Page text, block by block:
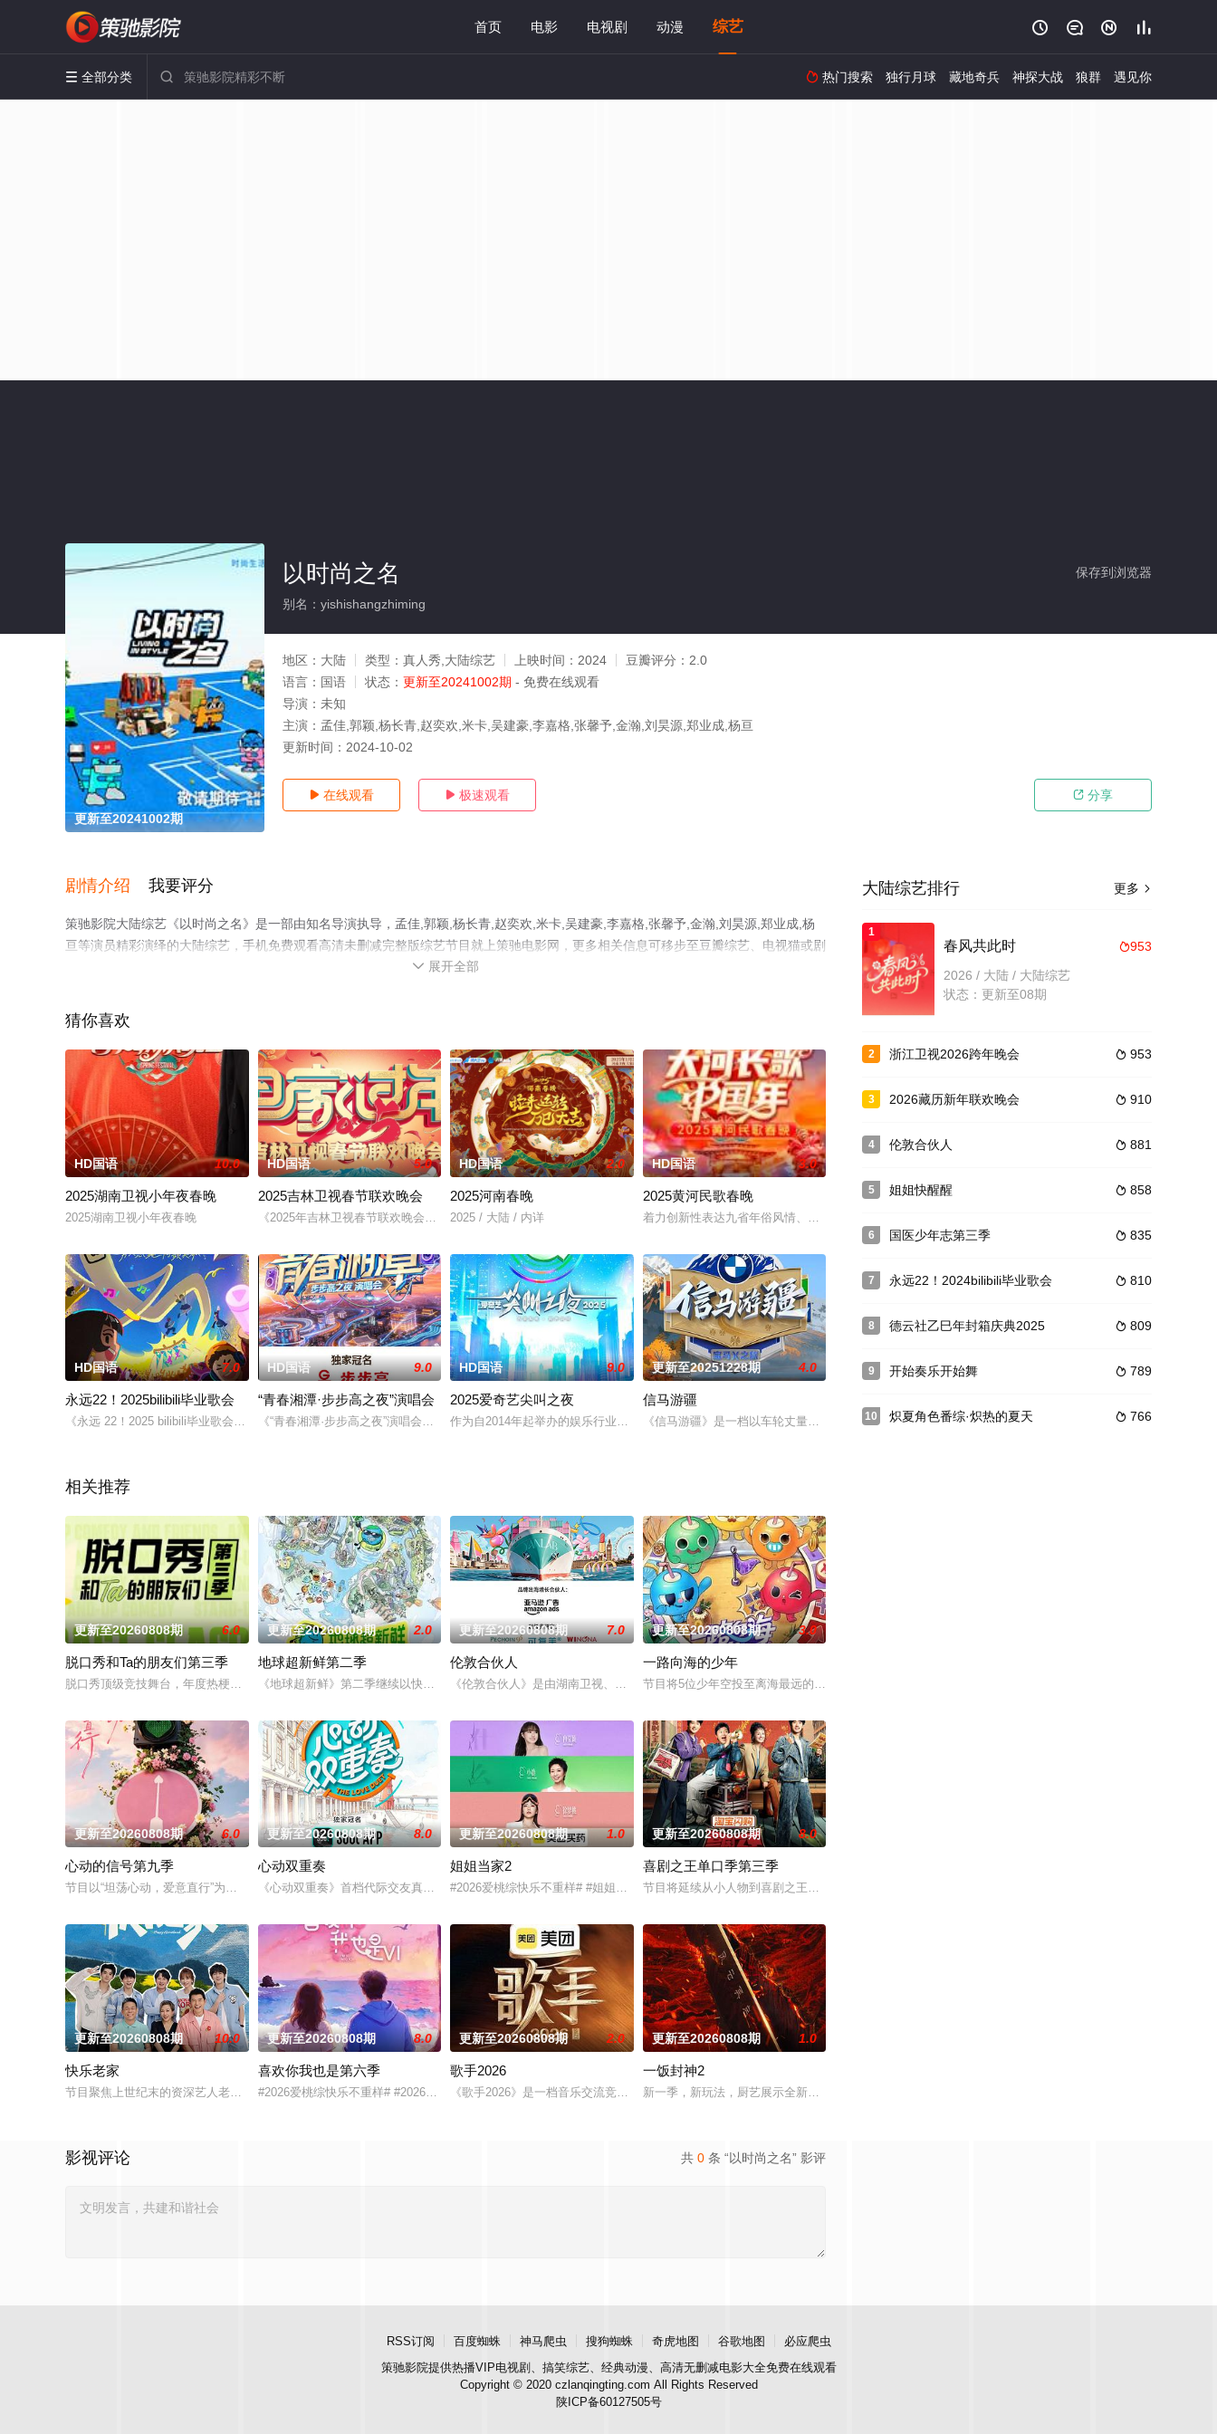
首页 电影 电视剧 动漫 综艺    
 全部分类   热门搜索 独行月球 藏地奇兵 神探大战 狼群 遇见你
更新至20241002期
保存到浏览器
以时尚之名
别名：yishishangzhiming
地区： 大陆 类型： 真人秀,大陆综艺 上映时间： 2024 豆瓣评分： 2.0
语言： 国语 状态： 更新至20241002期 - 免费在线观看
导演： 未知
主演： 孟佳,郭颖,杨长青,赵奕欢,米卡,吴建豪,李嘉格,张馨予,金瀚,刘昊源,郑业成,杨亘
更新时间： 2024-10-02
 在线观看  极速观看  分享
剧情介绍 我要评分
策驰影院大陆综艺《以时尚之名》是一部由知名导演执导，孟佳,郭颖,杨长青,赵奕欢,米卡,吴建豪,李嘉格,张馨予,金瀚,刘昊源,郑业成,杨
亘等演员精彩演绎的大陆综艺，手机免费观看高清未删减完整版综艺节目就上策驰电影网，更多相关信息可移步至豆瓣综艺、电视猫或剧
 展开全部
猜你喜欢
HD国语 10.0
2025湖南卫视小年夜春晚
2025湖南卫视小年夜春晚
HD国语 5.0
2025吉林卫视春节联欢晚会
《2025年吉林卫视春节联欢晚会》主题依旧围绕“回家过年”展开。通过“新东北式”的春晚艺术美学和年俗仪式，观众们不仅能看到精彩的节目表演，更
HD国语 2.0
2025河南春晚
2025 / 大陆 / 内详
HD国语 3.0
2025黄河民歌春晚
着力创新性表达九省年俗风情、文旅要素，增强了非遗文创的生动式展现，以情节式的展现，增强情感元素的
HD国语 7.0
永远22！2025bilibili毕业歌会
《永远 22！2025 bilibili毕业歌会》热力回归！以突破性舞台打造沉浸式狂欢。实力唱将倾力参与，构建关于青春、成长与梦想的动人叙事
HD国语 9.0
“青春湘潭·步步高之夜”演唱会
《“青春湘潭·步步高之夜”演唱会》以“音乐+文旅”为核心，创新“音乐+AI”舞台，打造年轻态视听盛宴。邀请实力歌手与青年音乐人，湖南卫视、芒
HD国语 9.0
2025爱奇艺尖叫之夜
作为自2014年起举办的娱乐行业盛事，不仅每年盘点全民全行业的尖叫事件。还携手网络视听行业一线从业者，回顾过去一年中那些有温度、有热
更新至20251228期 4.0
信马游疆
《信马游疆》是一档以车轮丈量国土、以镜头探寻人文的公路自驾真人秀。节目将视野投向中国壮丽的边疆公
相关推荐
更新至20260808期 6.0
脱口秀和Ta的朋友们第三季
脱口秀顶级竞技舞台，年度热梗发源地，2026夏天准时快乐
更新至20260808期 2.0
地球超新鲜第二季
《地球超新鲜》第二季继续以快乐解压为核心基调，开启“地球团”的快乐旅程。节目路线将继续延着地球的脉络，探索更全面的世界文化旅行和体验。节目以
更新至20260808期 7.0
伦敦合伙人
《伦敦合伙人》是由湖南卫视、芒果TV、小芒联合出品的青春合伙人开店创业真人秀。此次，合伙人们将进一步深入更全面真实的经营生态，全力
更新至20260808期 3.0
一路向海的少年
节目将5位少年空投至离海最远的大陆腹地，他们只有一辆车和一车椰子们，通过在途径补给站完成挑战任务
更新至20260808期 6.0
心动的信号第九季
节目以“坦荡心动，爱意直行”为核心主题，聚焦真诚直白的新式恋爱，告别无效拉扯，走进心动小屋，见证单身青年之间萌生的浪漫情愫。
更新至20260808期 8.0
心动双重奏
《心动双重奏》首档代际交友真人秀，8位单身青年携长辈开启13天寻爱之旅。以青年心动为主线、长辈陪伴为辅线，纪实记录约会相处点滴，融合心动氛围
更新至20260808期 1.0
姐姐当家2
#2026爱桃综快乐不重样# #姐姐当家# 第二季惊喜回归，看姐姐们如何见招拆招，畅聊人生的酸甜苦辣。观察团已就位，等你一起来“当家”！
更新至20260808期 8.0
喜剧之王单口季第三季
节目将延续从小人物到喜剧之王的故事，汇聚来自全国各地脱口秀俱乐部的优秀单口喜剧演员和漫才组合。每
更新至20260808期 10.0
快乐老家
节目聚焦上世纪末的资深艺人老友团，以“旅居养老试验+跨世纪老友同行”为核心，真实记录老友同行的相处日常、性格碰撞与情感联结，挖掘旅居养老的全
更新至20260808期 8.0
喜欢你我也是第六季
#2026爱桃综快乐不重样# #2026爱奇艺新生片单# #喜欢你我也是# 第六季暖心回归！恋综IP携“恋爱旅行季”而来，单身男女嘉宾将在山
更新至20260808期 2.0
歌手2026
《歌手2026》是一档音乐交流竞技节目。节目集结全球实力唱将，在每周的直播比拼中高能开唱，演绎各国音乐风情、展现各自文化底蕴，以超水
更新至20260808期 1.0
一饭封神2
新一季，新玩法，厨艺展示全新升级！厨神级的美味将持续上演，每一道都值得期待，已经盼着开宴瞬间的美
共 0 条 “以时尚之名” 影评
影视评论
更多 
大陆综艺排行
1
953
春风共此时
2026 / 大陆 / 大陆综艺
状态：更新至08期
2  953
浙江卫视2026跨年晚会
3  910
2026藏历新年联欢晚会
4  881
伦敦合伙人
5  858
姐姐快醒醒
6  835
国医少年志第三季
7  810
永远22！2024bilibili毕业歌会
8  809
德云社乙巳年封箱庆典2025
9  789
开始奏乐开始舞
10  766
炽夏角色番综·炽热的夏天
RSS订阅 百度蜘蛛 神马爬虫 搜狗蜘蛛 奇虎地图 谷歌地图
必应爬虫
策驰影院提供热播VIP电视剧、搞笑综艺、经典动漫、高清无删减电影大全免费在线观看
Copyright © 2020 czlanqingting.com All Rights Reserved
陕ICP备60127505号